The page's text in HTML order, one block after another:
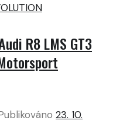
R8 LMS GT3
23. 10.